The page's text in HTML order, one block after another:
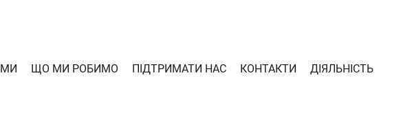
ЩО МИ РОБИМО ПІДТРИМАТИ НАС КОНТАКТИ ДІЯЛЬНІСТЬ